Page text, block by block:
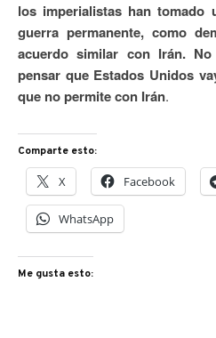
los imperialistas han tomado
guerra permanente, como
acuerdo similar con Irán.
pensar que Estados Unidos
que no permite con Irán.
Comparte esto:
X Facebook
WhatsApp
Me gusta esto: